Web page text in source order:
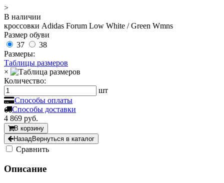
>
В наличии
кроссовки Adidas Forum Low White / Green Wmns
Размер обуви
37
38
Размеры:
Таблицы размеров
×
Количество:
шт
Способы оплаты
Способы доставки
4 869 руб.
В корзину
Назад Вернуться в каталог
Cравнить
Описание